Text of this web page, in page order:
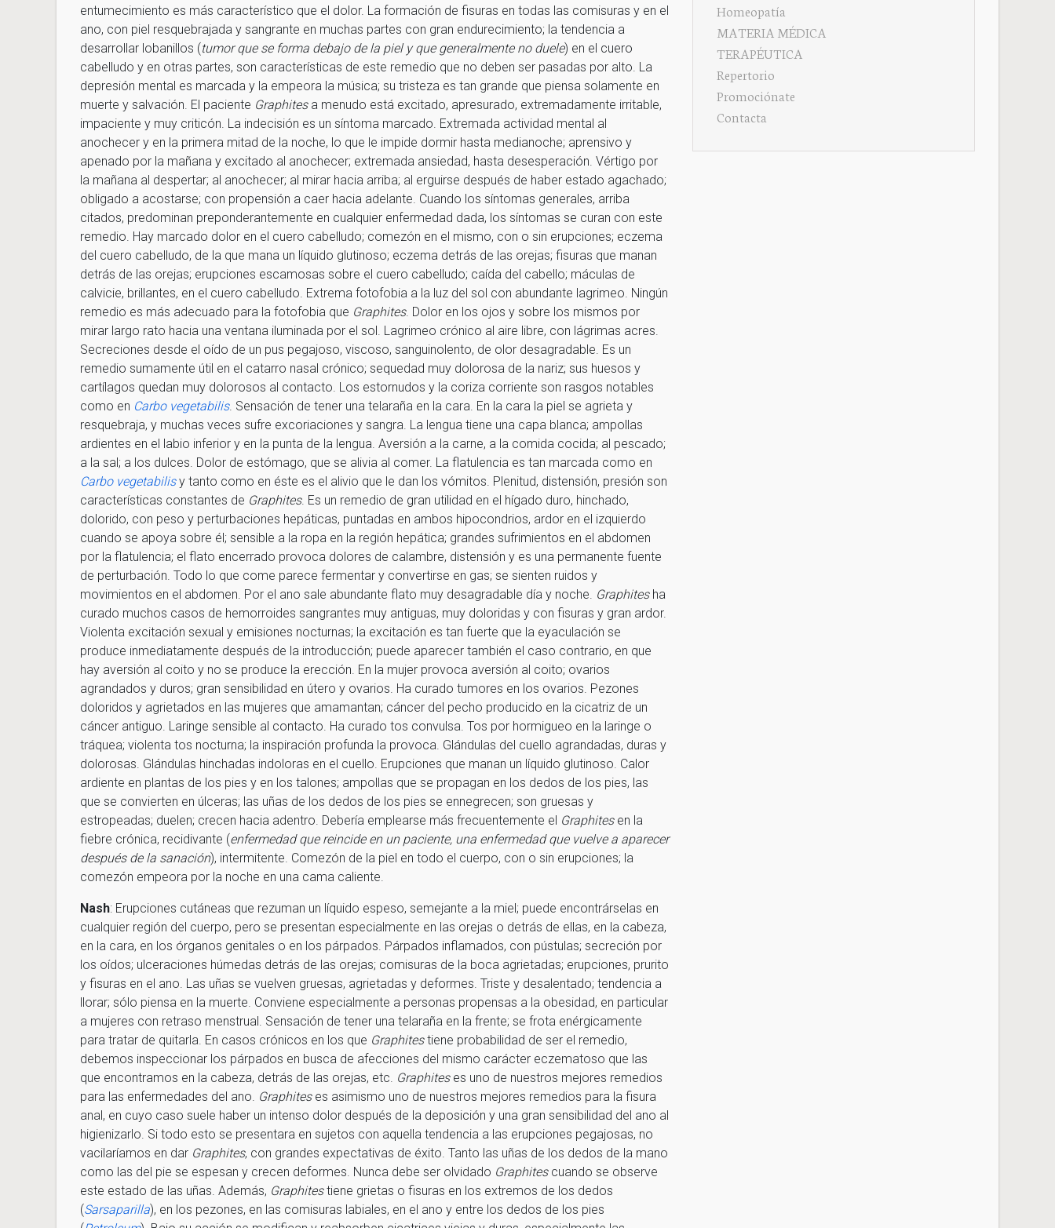
entumecimiento es más característico que el dolor. La formación de fisuras en todas las comisuras y en el
ano, con piel resquebrajada y sangrante en muchas partes con gran endurecimiento; la tendencia a
desarrollar lobanillos (tumor que se forma debajo de la piel y que generalmente no duele) en el cuero
cabelludo y en otras partes, son características de este remedio que no deben ser pasadas por alto. La
depresión mental es marcada y la empeora la música; su tristeza es tan grande que piensa solamente en
muerte y salvación. El paciente Graphitesa menudo está excitado, apresurado, extremadamente irritable,
impaciente y muy criticón. La indecisión es un síntoma marcado. Extremada actividad mental al
anochecer y en la primera mitad de la noche, lo que le impide dormir hasta medianoche; aprensivo y
apenado por la mañana y excitado al anochecer; extremada ansiedad, hasta desesperación. Vértigo por
la mañana al despertar; al anochecer; al mirar hacia arriba; al erguirse después de haber estado agachado;
obligado a acostarse; con propensión a caer hacia adelante. Cuando los síntomas generales, arriba
citados, predominan preponderantemente en cualquier enfermedad dada, los síntomas se curan con este
remedio. Hay marcado dolor en el cuero cabelludo; comezón en el mismo, con o sin erupciones; eczema
del cuero cabelludo, de la que mana un líquido glutinoso; eczema detrás de las orejas; fisuras que manan
detrás de las orejas; erupciones escamosas sobre el cuero cabelludo; caída del cabello; máculas de
calvicie, brillantes, en el cuero cabelludo. Extrema fotofobia a la luz del sol con abundante lagrimeo. Ningún
remedio es más adecuado para la fotofobia que Graphites. Dolor en los ojos y sobre los mismos por
mirar largo rato hacia una ventana iluminada por el sol. Lagrimeo crónico al aire libre, con lágrimas acres.
Secreciones desde el oído de un pus pegajoso, viscoso, sanguinolento, de olor desagradable. Es un
remedio sumamente útil en el catarro nasal crónico; sequedad muy dolorosa de la nariz; sus huesos y
cartílagos quedan muy dolorosos al contacto. Los estornudos y la coriza corriente son rasgos notables
como en Carbo vegetabilis. Sensación de tener una telaraña en la cara. En la cara la piel se agrieta y
resquebraja, y muchas veces sufre excoriaciones y sangra. La lengua tiene una capa blanca; ampollas
ardientes en el labio inferior y en la punta de la lengua. Aversión a la carne, a la comida cocida; al pescado;
a la sal; a los dulces. Dolor de estómago, que se alivia al comer. La flatulencia es tan marcada como en
Carbo vegetabilisy tanto como en éste es el alivio que le dan los vómitos. Plenitud, distensión, presión son
características constantes de Graphites. Es un remedio de gran utilidad en el hígado duro, hinchado,
dolorido, con peso y perturbaciones hepáticas, puntadas en ambos hipocondrios, ardor en el izquierdo
cuando se apoya sobre él; sensible a la ropa en la región hepática; grandes sufrimientos en el abdomen
por la flatulencia; el flato encerrado provoca dolores de calambre, distensión y es una permanente fuente
de perturbación. Todo lo que come parece fermentar y convertirse en gas; se sienten ruidos y
movimientos en el abdomen. Por el ano sale abundante flato muy desagradable día y noche. Graphitesha
curado muchos casos de hemorroides sangrantes muy antiguas, muy doloridas y con fisuras y gran ardor.
Violenta excitación sexual y emisiones nocturnas; la excitación es tan fuerte que la eyaculación se
produce inmediatamente después de la introducción; puede aparecer también el caso contrario, en que
hay aversión al coito y no se produce la erección. En la mujer provoca aversión al coito; ovarios
agrandados y duros; gran sensibilidad en útero y ovarios. Ha curado tumores en los ovarios. Pezones
doloridos y agrietados en las mujeres que amamantan; cáncer del pecho producido en la cicatriz de un
cáncer antiguo. Laringe sensible al contacto. Ha curado tos convulsa. Tos por hormigueo en la laringe o
tráquea; violenta tos nocturna; la inspiración profunda la provoca. Glándulas del cuello agrandadas, duras y
dolorosas. Glándulas hinchadas indoloras en el cuello. Erupciones que manan un líquido glutinoso. Calor
ardiente en plantas de los pies y en los talones; ampollas que se propagan en los dedos de los pies, las
que se convierten en úlceras; las uñas de los dedos de los pies se ennegrecen; son gruesas y
estropeadas; duelen; crecen hacia adentro. Debería emplearse más frecuentemente el Graphitesen la
fiebre crónica, recidivante (enfermedad que reincide en un paciente, una enfermedad que vuelve a aparecer
después de la sanación), intermitente. Comezón de la piel en todo el cuerpo, con o sin erupciones; la
comezón empeora por la noche en una cama caliente.
Nash: Erupciones cutáneas que rezuman un líquido espeso, semejante a la miel; puede encontrárselas en
cualquier región del cuerpo, pero se presentan especialmente en las orejas o detrás de ellas, en la cabeza,
en la cara, en los órganos genitales o en los párpados. Párpados inflamados, con pústulas; secreción por
los oídos; ulceraciones húmedas detrás de las orejas; comisuras de la boca agrietadas; erupciones, prurito
y fisuras en el ano. Las uñas se vuelven gruesas, agrietadas y deformes. Triste y desalentado; tendencia a
llorar; sólo piensa en la muerte. Conviene especialmente a personas propensas a la obesidad, en particular
a mujeres con retraso menstrual. Sensación de tener una telaraña en la frente; se frota enérgicamente
para tratar de quitarla. En casos crónicos en los que Graphitestiene probabilidad de ser el remedio,
debemos inspeccionar los párpados en busca de afecciones del mismo carácter eczematoso que las
que encontramos en la cabeza, detrás de las orejas, etc. Graphiteses uno de nuestros mejores remedios
para las enfermedades del ano. Graphiteses asimismo uno de nuestros mejores remedios para la fisura
anal, en cuyo caso suele haber un intenso dolor después de la deposición y una gran sensibilidad del ano al
higienizarlo. Si todo esto se presentara en sujetos con aquella tendencia a las erupciones pegajosas, no
vacilaríamos en dar Graphites, con grandes expectativas de éxito. Tanto las uñas de los dedos de la mano
como las del pie se espesan y crecen deformes. Nunca debe ser olvidado Graphitescuando se observe
este estado de las uñas. Además, Graphitestiene grietas o fisuras en los extremos de los dedos
(Sarsaparilla), en los pezones, en las comisuras labiales, en el ano y entre los dedos de los pies
Homeopatía
MATERIA MÉDICA
TERAPÉUTICA
Repertorio
Promociónate
Contacta